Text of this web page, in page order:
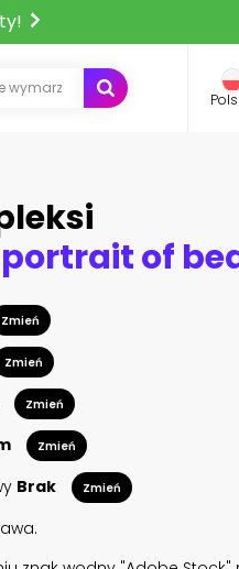
Zmień
Zmień
Zmień
Zmień
Brak Zmień